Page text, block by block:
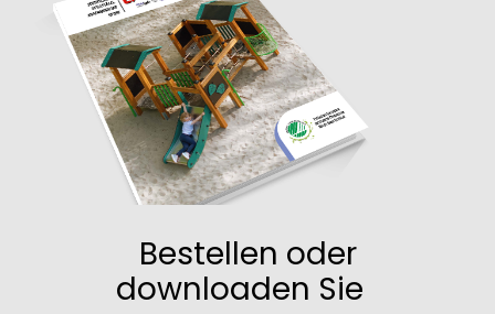
Bestellen oder
downloaden Sie